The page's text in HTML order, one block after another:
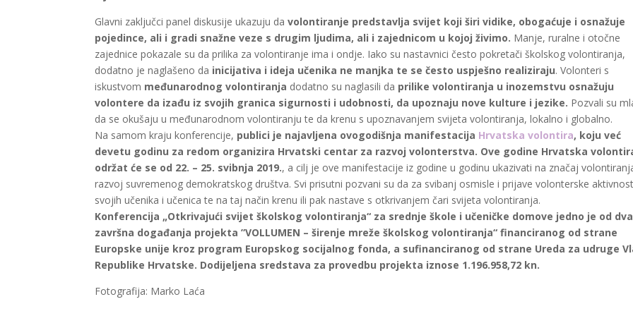
Glavni zaključci panel diskusije ukazuju davolontiranje predstavlja svijet koji širi vidike, obogaćuje i osnažuje
pojedince, ali i gradi snažne veze s drugim ljudima, ali i zajednicom u kojoj živimo. Manje, ruralne i otočne
zajednice pokazale su da prilika za volontiranje ima i ondje. Iako su nastavnici često pokretači školskog volontiranja,
dodatno je naglašeno da inicijativa i ideja učenika ne manjka te se često uspješno realiziraju. Volonteri s
iskustvom međunarodnog volontiranja dodatno su naglasili da prilike volontiranja u inozemstvu osnažuju
volontere da izađu iz svojih granica sigurnosti i udobnosti, da upoznaju nove kulture i jezike. Pozvali su
da se okušaju u međunarodnom volontiranju te da krenu s upoznavanjem svijeta volontiranja, lokalno i globalno.
Na samom kraju konferencije, publici je najavljena ovogodišnja manifestacija Hrvatska volontira, koju već
devetu godinu za redom organizira Hrvatski centar za razvoj volonterstva. Ove godine Hrvatska
održat će se od 22. – 25. svibnja 2019., a cilj je ove manifestacije iz godine u godinu ukazivati na značaj
razvoj suvremenog demokratskog društva. Svi prisutni pozvani su da za svibanj osmisle i prijave volonterske
svojih učenika i učenica te na taj način krenu ili pak nastave s otkrivanjem čari svijeta volontiranja.
Konferencija „Otkrivajući svijet školskog volontiranja“ za srednje škole i učeničke domove jedno je od dva
završna događanja projekta ”VOLLUMEN – širenje mreže školskog volontiranja“ financiranog od strane
Europske unije kroz program Europskog socijalnog fonda, a sufinanciranog od strane Ureda za udruge
Republike Hrvatske. Dodijeljena sredstava za provedbu projekta iznose 1.196.958,72 kn.
Fotografija: Marko Laća